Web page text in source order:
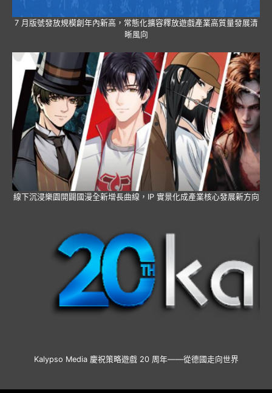
7 月版號發放規模創年內新高，常態化擴容釋放遊戲產業高質量發展清
晰風向
線下沉浸樂園開闢國漫全新增長曲線，IP 實景化成產業核心發展新方向
Kalypso Media 慶祝策略遊戲 20 周年——從德國走向世界